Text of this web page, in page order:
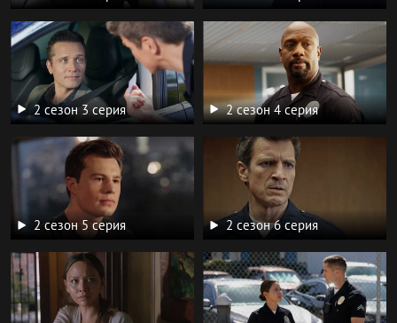
2 сезон 3 серия 2 сезон 4 серия
2 сезон 5 серия 2 сезон 6 серия